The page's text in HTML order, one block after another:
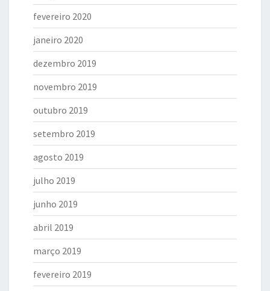
fevereiro 2020
janeiro 2020
dezembro 2019
novembro 2019
outubro 2019
setembro 2019
agosto 2019
julho 2019
junho 2019
abril 2019
março 2019
fevereiro 2019